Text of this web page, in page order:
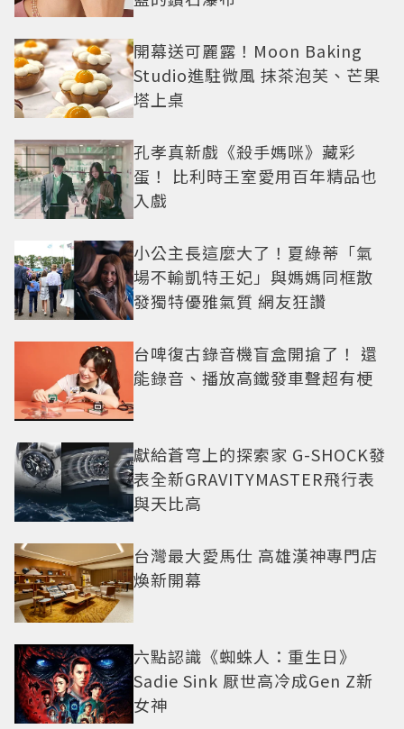
開幕送可麗露！Moon Baking
Studio進駐微風 抹茶泡芙、芒果
塔上桌
孔孝真新戲《殺手媽咪》藏彩
蛋！ 比利時王室愛用百年精品也
入戲
小公主長這麼大了！夏綠蒂「氣
場不輸凱特王妃」與媽媽同框散
發獨特優雅氣質 網友狂讚
台啤復古錄音機盲盒開搶了！ 還
能錄音、播放高鐵發車聲超有梗
獻給蒼穹上的探索家 G-SHOCK發
表全新GRAVITYMASTER飛行表
與天比高
台灣最大愛馬仕 高雄漢神專門店
煥新開幕
六點認識《蜘蛛人：重生日》
Sadie Sink 厭世高冷成Gen Z新
女神